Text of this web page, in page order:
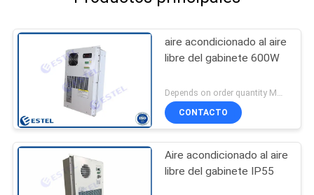
aire acondicionado al aire
libre del gabinete 600W
Depends on order quantity MOQ:1 sistema
CONTACTO
Aire acondicionado al aire
libre del gabinete IP55